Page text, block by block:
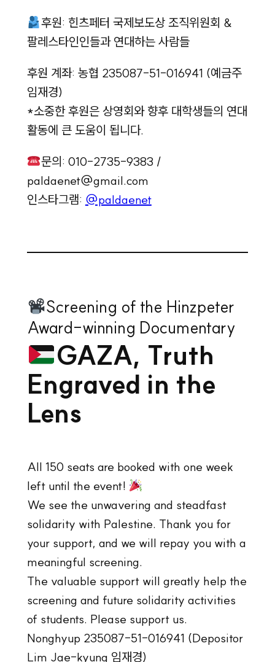
후원: 힌츠페터 국제보도상 조직위원회 &
팔레스타인인들과 연대하는 사람들
후원 계좌: 농협 235087-51-016941 (예금주
임재경)
*소중한 후원은 상영회와 향후 대학생들의 연대
활동에 큰 도움이 됩니다.
문의: 010-2735-9383 /
paldaenet@gmail.com
인스타그램: @paldaenet
Screening of the Hinzpeter
Award-winning Documentary
GAZA, Truth
Engraved in the
Lens
All 150 seats are booked with one week
left until the event!
We see the unwavering and steadfast
solidarity with Palestine. Thank you for
your support, and we will repay you with a
meaningful screening.
The valuable support will greatly help the
screening and future solidarity activities
of students. Please support us.
Nonghyup 235087-51-016941 (Depositor
Lim Jae-kyung 임재경)